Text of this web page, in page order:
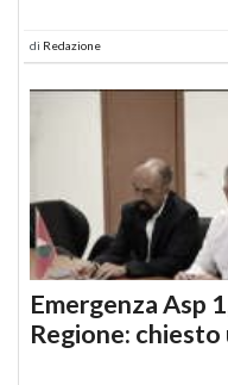
di Redazione
Emergenza Asp
Regione: